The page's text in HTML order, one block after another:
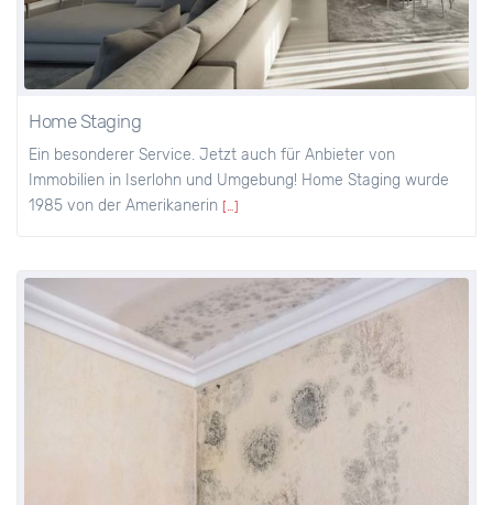
Home Staging
Ein besonderer Service. Jetzt auch für Anbieter von
Immobilien in Iserlohn und Umgebung! Home Staging wurde
1985 von der Amerikanerin […]